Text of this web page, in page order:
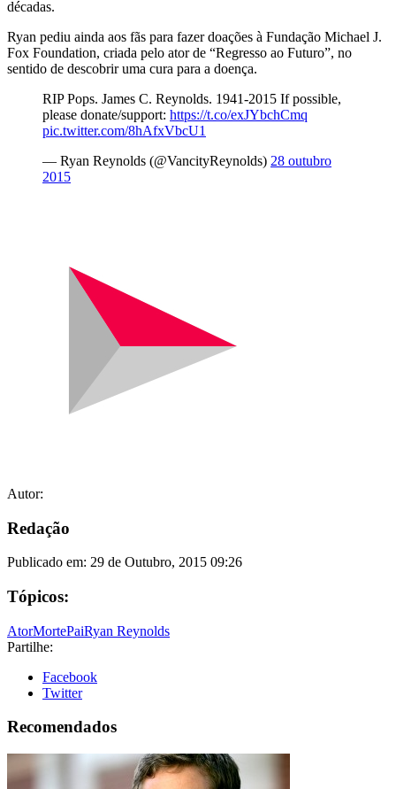
décadas.
Ryan pediu ainda aos fãs para fazer doações à Fundação Michael J.
Fox Foundation, criada pelo ator de “Regresso ao Futuro”, no
sentido de descobrir uma cura para a doença.
RIP Pops. James C. Reynolds. 1941-2015 If possible,
please donate/support: https://t.co/exJYbchCmq
pic.twitter.com/8hAfxVbcU1
— Ryan Reynolds (@VancityReynolds) 28 outubro
2015
Autor:
Redação
Publicado em: 29 de Outubro, 2015 09:26
Tópicos:
AtorMortePaiRyan Reynolds
Partilhe:
Facebook
Twitter
Recomendados